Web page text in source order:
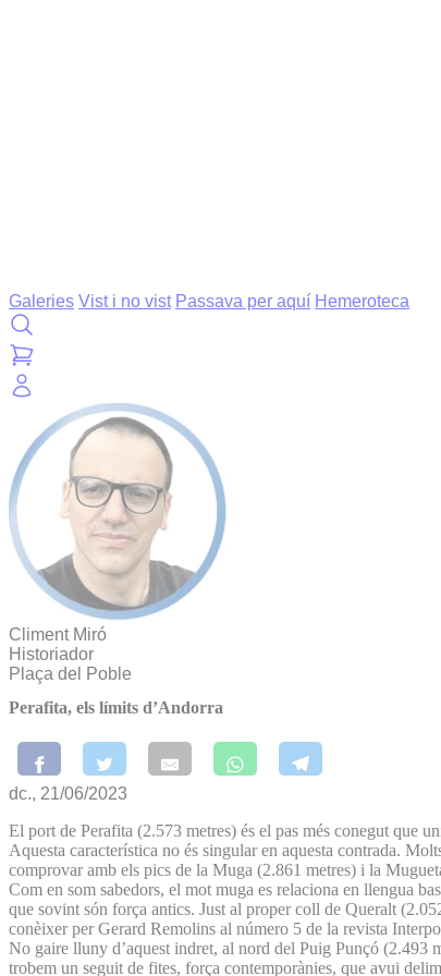
Galeries Vist i no vist Passava per aquí Hemeroteca
Climent Miró
Historiador
Plaça del Poble
Perafita, els límits d’Andorra
dc., 21/06/2023
El port de Perafita (2.573 metres) és el pas més conegut que
Aquesta característica no és singular en aquesta contrada.
comprovar amb els pics de la Muga (2.861 metres) i la
Com en som sabedors, el mot muga es relaciona en llengua
que sovint són força antics. Just al proper coll de Queralt
conèixer per Gerard Remolins al número 5 de la revista
No gaire lluny d’aquest indret, al nord del Puig Punçó (2.493
trobem un seguit de fites, força contemporànies, que avui